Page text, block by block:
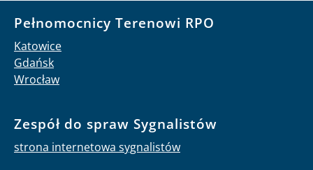
Pełnomocnicy Terenowi RPO
Katowice
Gdańsk
Wrocław
Zespół do spraw Sygnalistów
strona internetowa sygnalistów